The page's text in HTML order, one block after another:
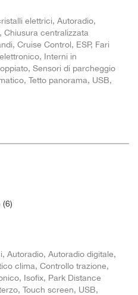
elettrici, Autoradio,
Chiusura centralizzata
Cruise Control, ESP, Fari
Interni in
Sensori di parcheggio
Tetto panorama, USB,
(6)
Autoradio, Autoradio digitale,
clima, Controllo trazione,
Isofix, Park Distance
Touch screen, USB,